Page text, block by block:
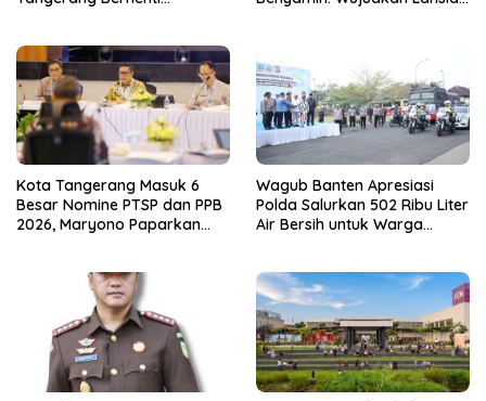
Kota Tangerang Masuk 6
Besar Nomine PTSP dan PPB
2026, Maryono Paparkan
Wagub Banten Apresiasi
Polda Salurkan 502 Ribu Liter
Air Bersih untuk Warga